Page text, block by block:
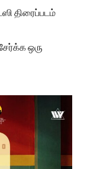
திரைப்படம்
ஒரு